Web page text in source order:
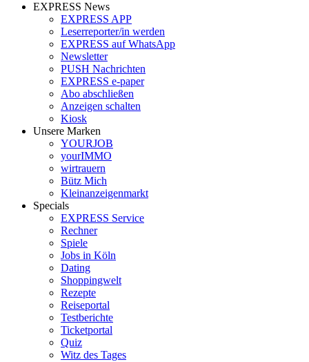
EXPRESS News
EXPRESS APP
Leserreporter/in werden
EXPRESS auf WhatsApp
Newsletter
PUSH Nachrichten
EXPRESS e-paper
Abo abschließen
Anzeigen schalten
Kiosk
Unsere Marken
YOURJOB
yourIMMO
wirtrauern
Bütz Mich
Kleinanzeigenmarkt
Specials
EXPRESS Service
Rechner
Spiele
Jobs in Köln
Dating
Shoppingwelt
Rezepte
Reiseportal
Testberichte
Ticketportal
Quiz
Witz des Tages